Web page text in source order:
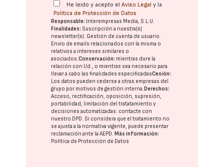
He leído y acepto elAviso Legal y la
Política de Protección de Datos
Responsable: Interempresas Media, S.L.U.
Finalidades: Suscripción a nuestra(s)
newsletter(s). Gestión de cuenta de usuario.
Envío de emails relacionados con la misma o
relativos a intereses similares o
asociados.Conservación: mientras dure la
relación con Ud., o mientras sea necesario para
llevar a cabo las finalidades especificadasCesión:
Los datos pueden cederse a otras empresas del
grupo por motivos de gestión interna.Derechos:
Acceso, rectificación, oposición, supresión,
portabilidad, limitación del tratatamiento y
decisiones automatizadas: contacte con
nuestro DPD. Si considera que el tratamiento no
se ajusta a la normativa vigente, puede presentar
reclamación ante laAEPD.Más información:
Política de Protección de Datos